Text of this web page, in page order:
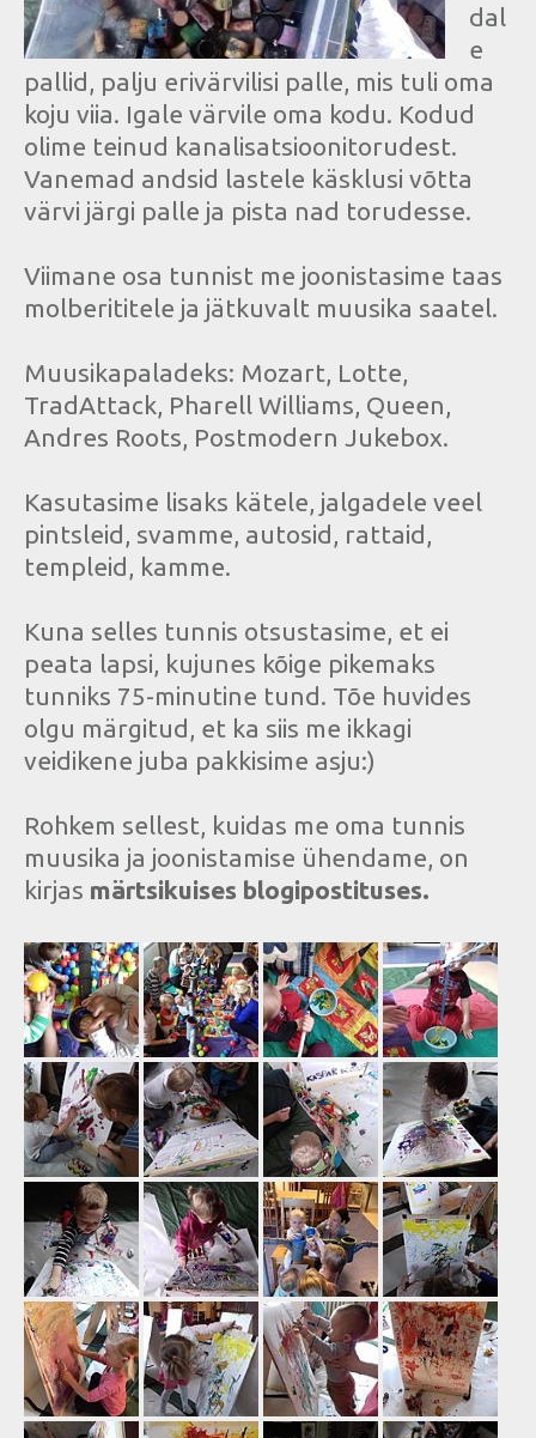
dal
e
pallid, palju erivärvilisi palle, mis tuli oma
koju viia. Igale värvile oma kodu. Kodud
olime teinud kanalisatsioonitorudest.
Vanemad andsid lastele käsklusi võtta
värvi järgi palle ja pista nad torudesse.
Viimane osa tunnist me joonistasime taas
molberititele ja jätkuvalt muusika saatel.
Muusikapaladeks: Mozart, Lotte,
TradAttack, Pharell Williams, Queen,
Andres Roots, Postmodern Jukebox.
Kasutasime lisaks kätele, jalgadele veel
pintsleid, svamme, autosid, rattaid,
templeid, kamme.
Kuna selles tunnis otsustasime, et ei
peata lapsi, kujunes kõige pikemaks
tunniks 75-minutine tund. Tõe huvides
olgu märgitud, et ka siis me ikkagi
veidikene juba pakkisime asju:)
Rohkem sellest, kuidas me oma tunnis
muusika ja joonistamise ühendame, on
kirjas märtsikuises blogipostituses.